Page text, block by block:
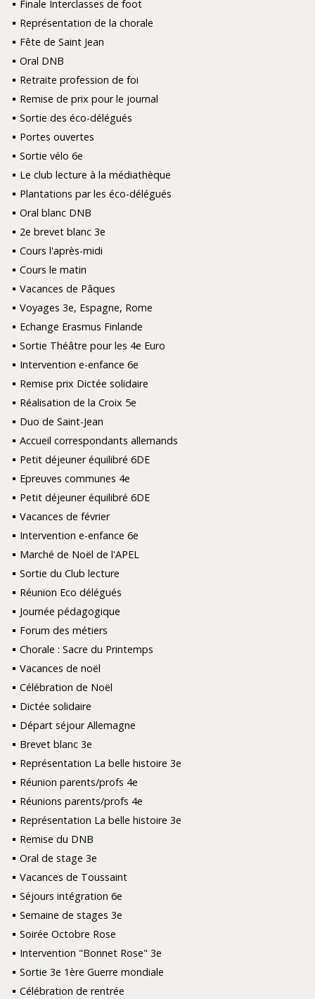
Finale Interclasses de foot
Représentation de la chorale
Fête de Saint Jean
Oral DNB
Retraite profession de foi
Remise de prix pour le journal
Sortie des éco-délégués
Portes ouvertes
Sortie vélo 6e
Le club lecture à la médiathèque
Plantations par les éco-délégués
Oral blanc DNB
2e brevet blanc 3e
Cours l'après-midi
Cours le matin
Vacances de Pâques
Voyages 3e, Espagne, Rome
Echange Erasmus Finlande
Sortie Théâtre pour les 4e Euro
Intervention e-enfance 6e
Remise prix Dictée solidaire
Réalisation de la Croix 5e
Duo de Saint-Jean
Accueil correspondants allemands
Petit déjeuner équilibré 6DE
Epreuves communes 4e
Petit déjeuner équilibré 6DE
Vacances de février
Intervention e-enfance 6e
Marché de Noël de l'APEL
Sortie du Club lecture
Réunion Eco délégués
Journée pédagogique
Forum des métiers
Chorale : Sacre du Printemps
Vacances de noël
Célébration de Noël
Dictée solidaire
Départ séjour Allemagne
Brevet blanc 3e
Représentation La belle histoire 3e
Réunion parents/profs 4e
Réunions parents/profs 4e
Représentation La belle histoire 3e
Remise du DNB
Oral de stage 3e
Vacances de Toussaint
Séjours intégration 6e
Semaine de stages 3e
Soirée Octobre Rose
Intervention "Bonnet Rose" 3e
Sortie 3e 1ère Guerre mondiale
Célébration de rentrée